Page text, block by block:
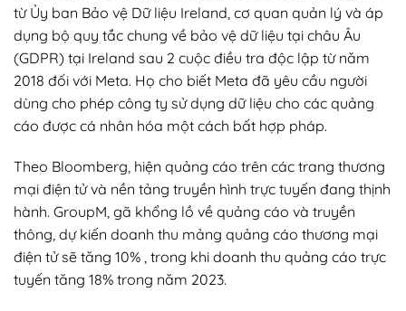
từ Ủy ban Bảo vệ Dữ liệu Ireland, cơ quan quản lý và áp
dụng bộ quy tắc chung về bảo vệ dữ liệu tại châu Âu
(GDPR) tại Ireland sau 2 cuộc điều tra độc lập từ năm
2018 đối với Meta. Họ cho biết Meta đã yêu cầu người
dùng cho phép công ty sử dụng dữ liệu cho các quảng
cáo được cá nhân hóa một cách bất hợp pháp.
Theo Bloomberg, hiện quảng cáo trên các trang thương
mại điện tử và nền tảng truyền hình trực tuyến đang thịnh
hành. GroupM, gã khổng lồ về quảng cáo và truyền
thông, dự kiến doanh thu mảng quảng cáo thương mại
điện tử sẽ tăng 10% , trong khi doanh thu quảng cáo trực
tuyến tăng 18% trong năm 2023.